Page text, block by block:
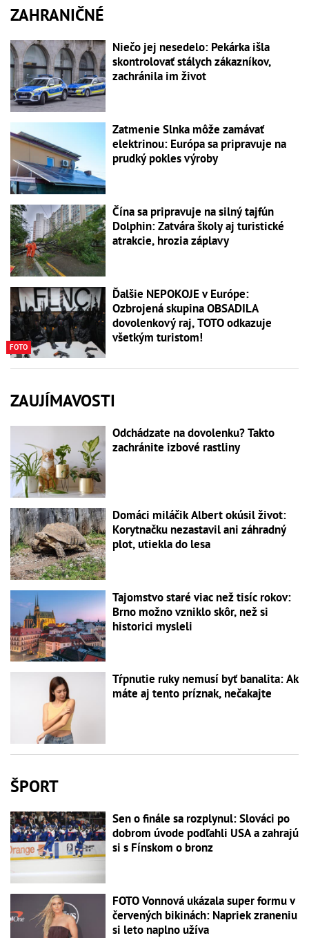
ZAHRANIČNÉ
Niečo jej nesedelo: Pekárka išla
skontrolovať stálych zákazníkov,
zachránila im život
Zatmenie Slnka môže zamávať
elektrinou: Európa sa pripravuje na
prudký pokles výroby
Čína sa pripravuje na silný tajfún
Dolphin: Zatvára školy aj turistické
atrakcie, hrozia záplavy
FOTO
Ďalšie NEPOKOJE v Európe:
Ozbrojená skupina OBSADILA
dovolenkový raj, TOTO odkazuje
všetkým turistom!
ZAUJÍMAVOSTI
Odchádzate na dovolenku? Takto
zachránite izbové rastliny
Domáci miláčik Albert okúsil život:
Korytnačku nezastavil ani záhradný
plot, utiekla do lesa
Tajomstvo staré viac než tisíc rokov:
Brno možno vzniklo skôr, než si
historici mysleli
Tŕpnutie ruky nemusí byť banalita: Ak
máte aj tento príznak, nečakajte
ŠPORT
Sen o finále sa rozplynul: Slováci po
dobrom úvode podľahli USA a zahrajú
si s Fínskom o bronz
FOTO Vonnová ukázala super formu v
červených bikinách: Napriek zraneniu
si leto naplno užíva